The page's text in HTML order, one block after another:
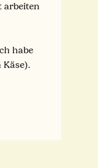
arbeiten
habe